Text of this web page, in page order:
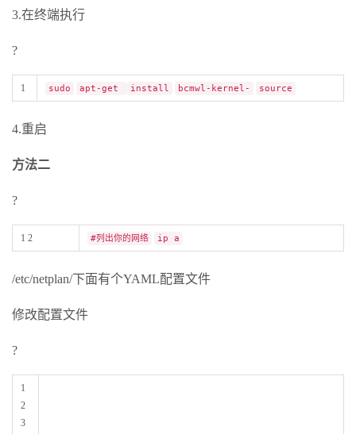
3.在终端执行
?
1 sudo apt-get install bcmwl-kernel- source
4.重启
方法二
?
1 2 #列出你的网络 ip a
/etc/netplan/下面有个YAML配置文件
修改配置文件
?
1
2
3